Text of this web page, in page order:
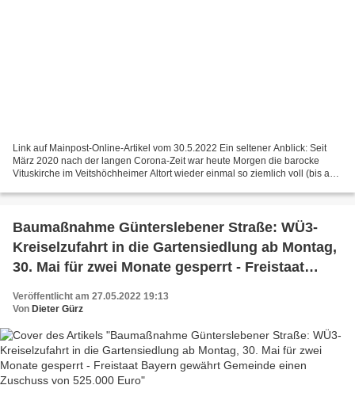
Link auf Mainpost-Online-Artikel vom 30.5.2022 Ein seltener Anblick: Seit
März 2020 nach der langen Corona-Zeit war heute Morgen die barocke
Vituskirche im Veitshöchheimer Altort wieder einmal so ziemlich voll (bis auf
Baumaßnahme Günterslebener Straße: WÜ3-
Kreiselzufahrt in die Gartensiedlung ab Montag,
30. Mai für zwei Monate gesperrt - Freistaat
525.000 Euro
Veröffentlicht am 27.05.2022 19:13
Von Dieter Gürz